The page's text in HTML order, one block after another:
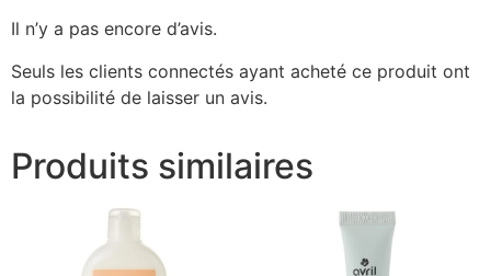
Il n’y a pas encore d’avis.
Seuls les clients connectés ayant acheté ce produit ont
la possibilité de laisser un avis.
Produits similaires